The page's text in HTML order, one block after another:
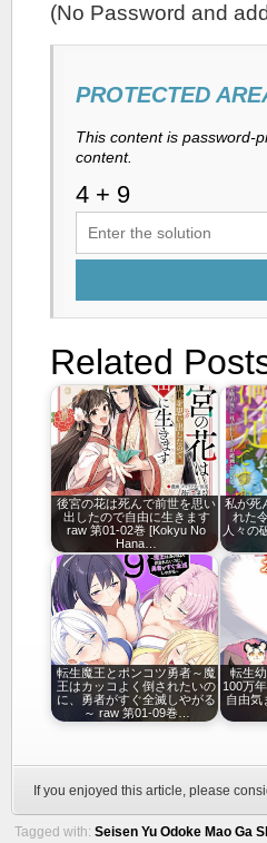
(No Password and
PROTECTED
This content is password-
content.
Related
後宮の花は死んで前世を思い
出したので自由に生きます
raw 第01-02巻 [Kokyu No
Hana…
私が死
れた
人々の
転生魔王とポンコツ勇者～魔
王はカッコよく倒されたいの
に、勇者がすぐ全滅しやがる
～ raw 第01-09巻…
転生
100万
自由気
If you enjoyed this article, please
Tagged with: Seisen Yu Odoke Mao Ga